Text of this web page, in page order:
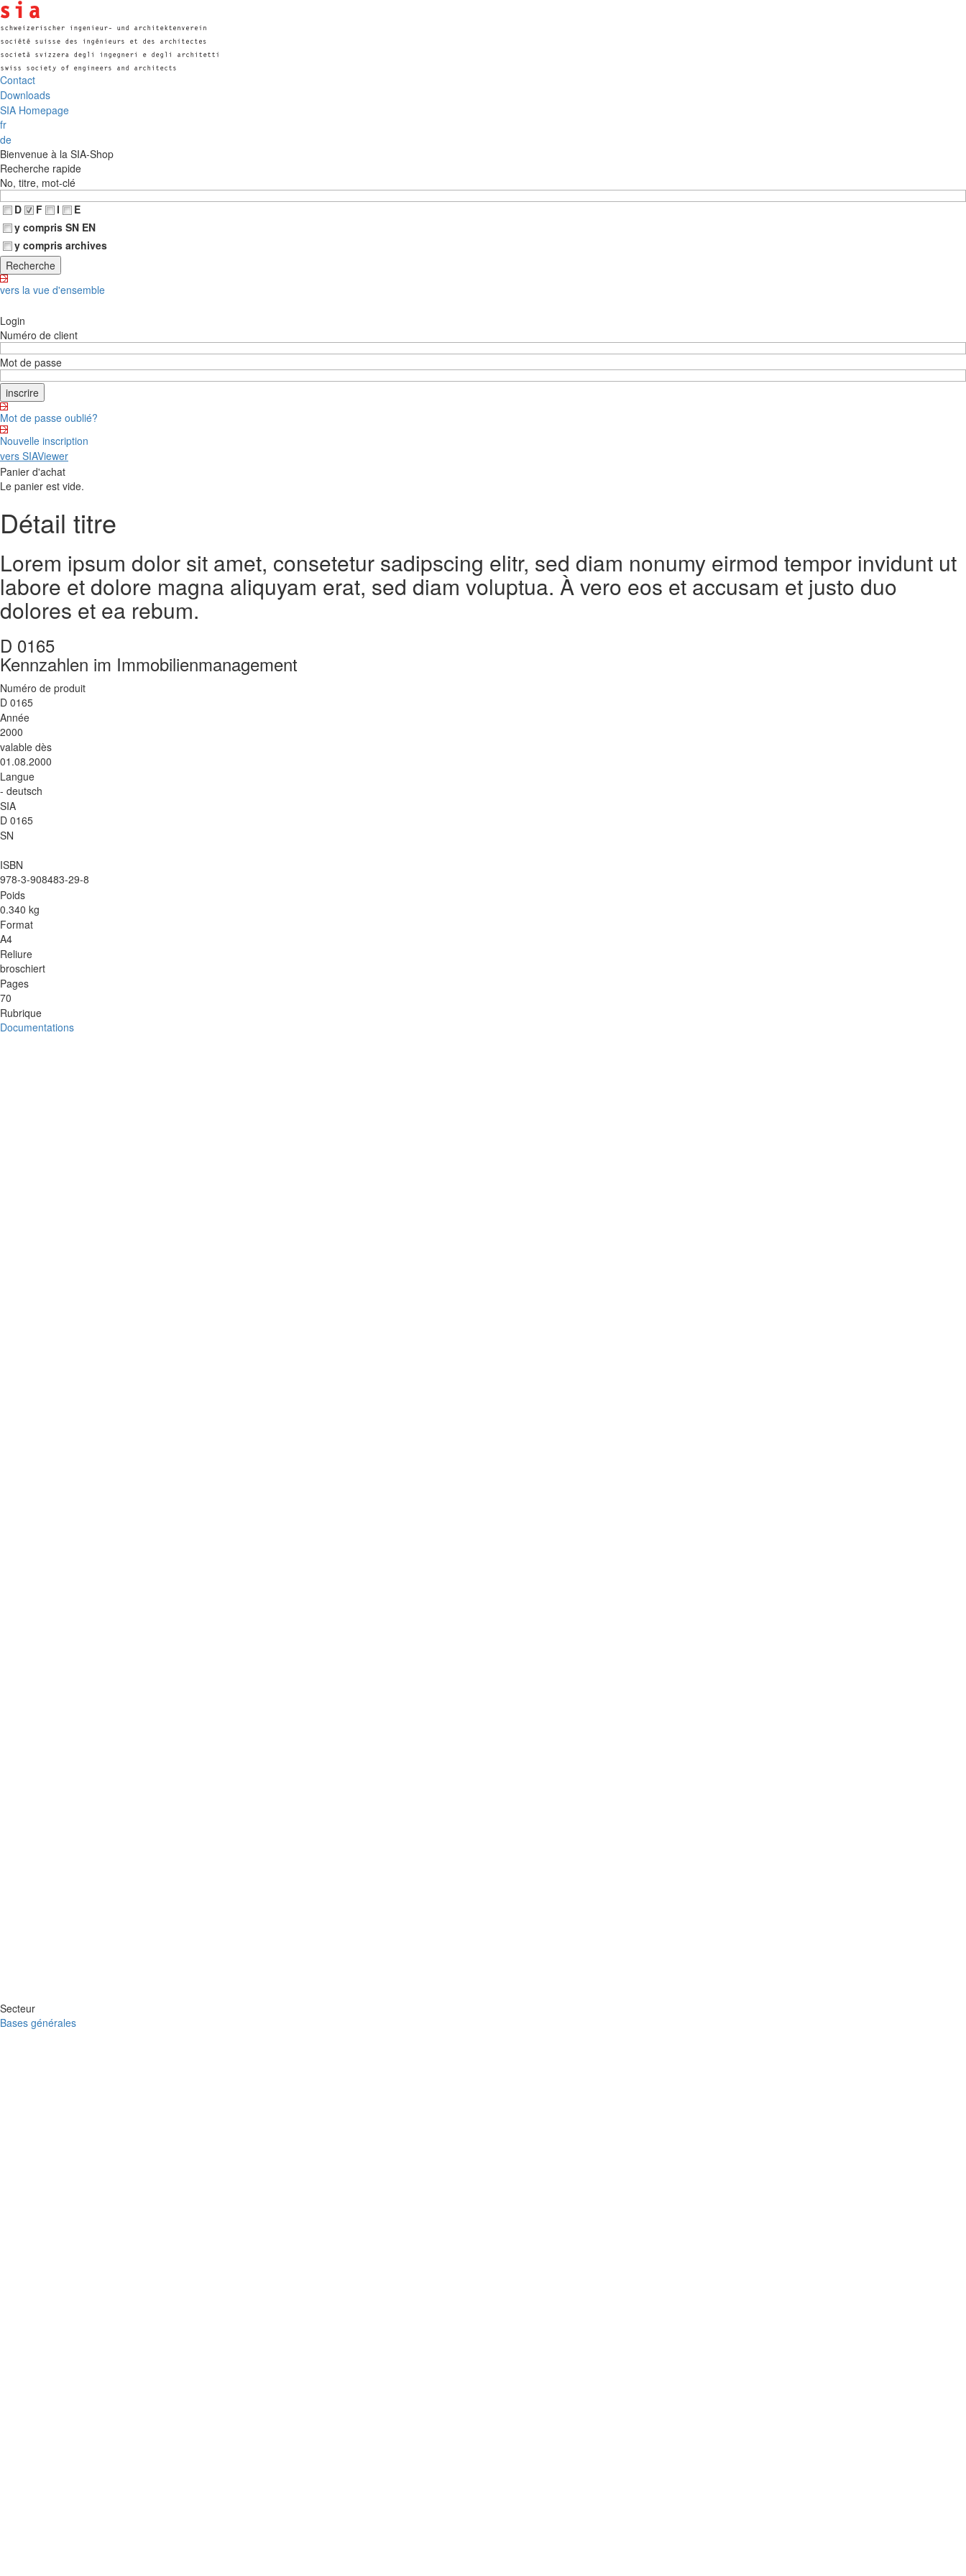
Contact
Downloads
SIA Homepage
fr
de
Bienvenue à la SIA-Shop
Recherche rapide
No, titre, mot-clé
D
F I
E
y compris SN EN
y compris archives
vers la vue d'ensemble
Login
Numéro de client
Mot de passe
Mot de passe oublié?
Nouvelle inscription
vers SIAViewer
Panier d'achat
Le panier est vide.
Détail titre
Lorem ipsum dolor sit amet, consetetur sadipscing elitr, sed diam nonumy eirmod tempor invidunt ut
labore et dolore magna aliquyam erat, sed diam voluptua. À vero eos et accusam et justo duo
dolores et ea rebum.
D 0165
Kennzahlen im Immobilienmanagement
Numéro de produit
D 0165
Année
2000
valable dès
01.08.2000
Langue
- deutsch
SIA
D 0165
SN
ISBN
978-3-908483-29-8
Poids
0.340 kg
Format
A4
Reliure
broschiert
Pages
70
Rubrique
Documentations
Secteur
Bases générales